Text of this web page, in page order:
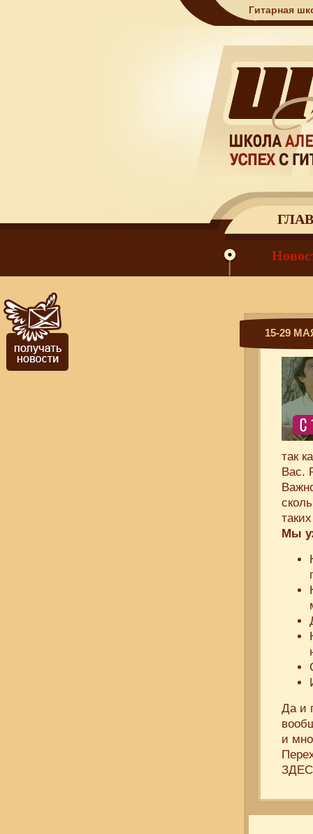
Гитарная
15-29
так
Вас.
Мы
Да и
и